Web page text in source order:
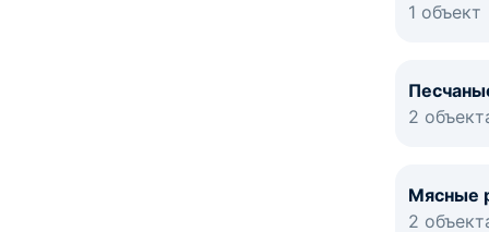
1 объект
2
Мясные
2